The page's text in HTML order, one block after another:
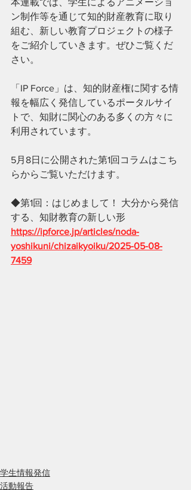
本連載では、学生によるアニメーショ
ン制作等を通じて知的財産教育に取り
組む、新しい教育プロジェクトの様子
をご紹介していきます。ぜひご覧くだ
さい。
「IP Force」は、知的財産権に関する情
報を幅広く発信しているポータルサイ
トで、知財に関心のある多くの方々に
利用されています。
5月8日に公開された第1回コラムはこち
らからご覧いただけます。
◆第1回：はじめまして！ 大分から発信
する、知財教育の新しい形
https://ipforce.jp/articles/noda-
yoshikuni/chizaikyoiku/2025-05-08-
7459
学生情報発信
活動報告